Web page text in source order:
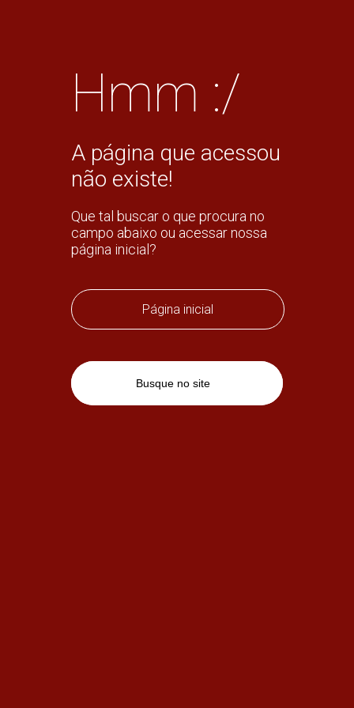
Hmm :/
A página que acessou
não existe!
Que tal buscar o que procura no
campo abaixo ou acessar nossa
página inicial?
Página inicial